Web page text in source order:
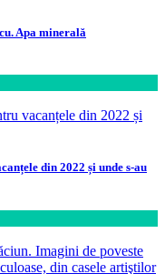
Apa minerală
din 2022 și unde s-au